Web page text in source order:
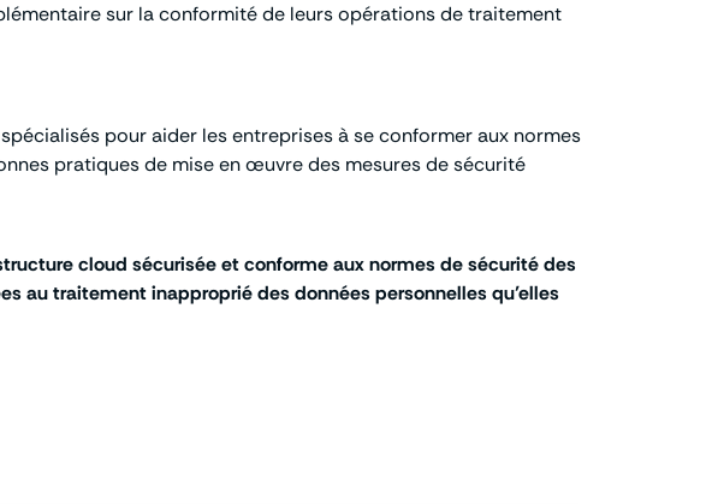
sur la conformité de leurs opérations de traitement
pour aider les entreprises à se conformer aux normes
pratiques de mise en œuvre des mesures de sécurité
cloud sécurisée et conforme aux normes de sécurité des
au traitement inapproprié des données personnelles qu’elles